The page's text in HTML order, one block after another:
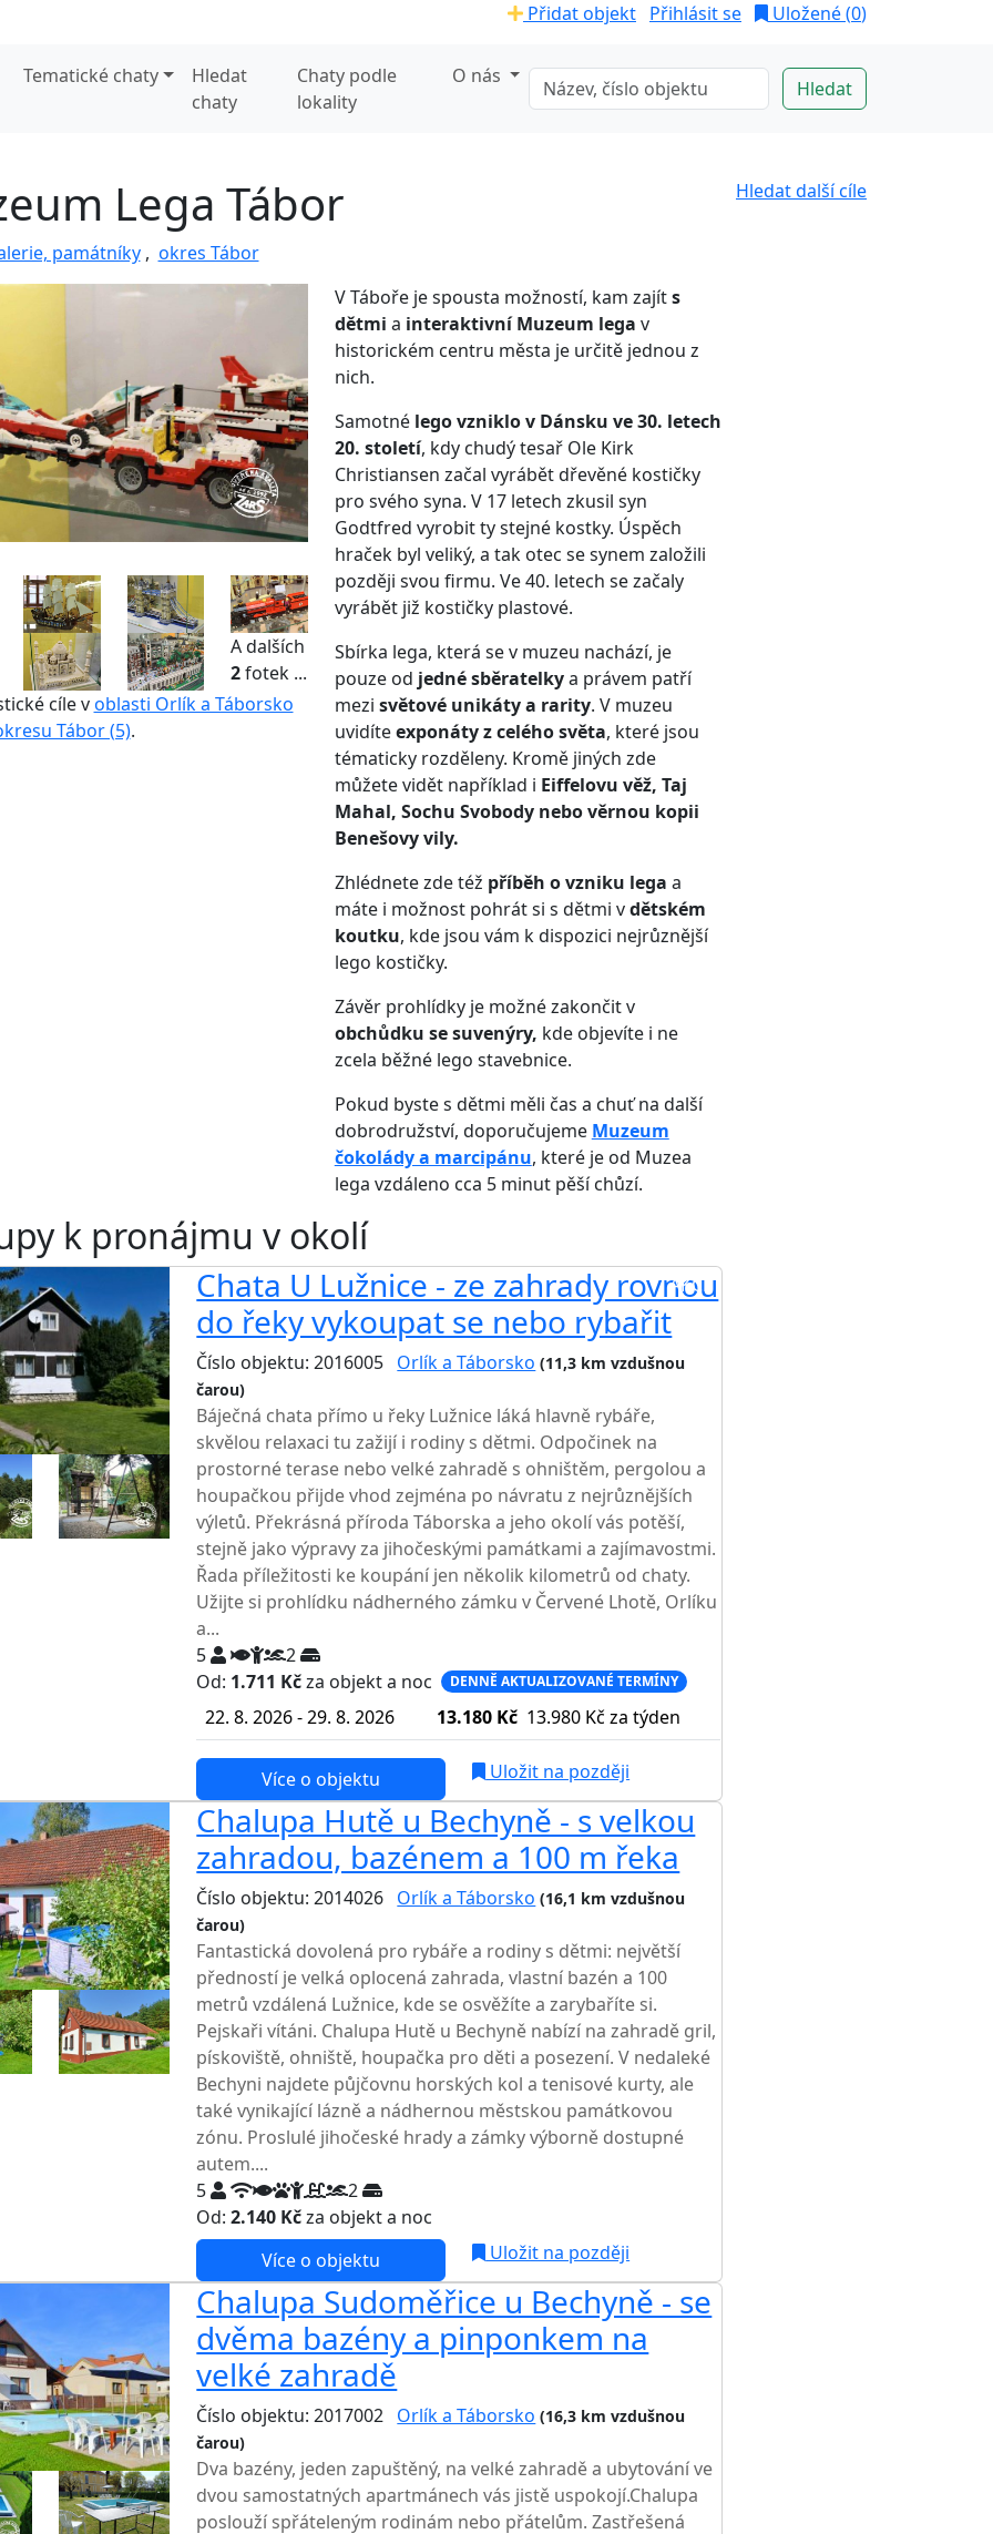
Přidat objekt Přihlásit se Uložené (0)
Tematické chaty
Hledat
chaty
Chaty podle
lokality
O nás
Hledat další cíle
Lega Tábor
památníky, okres Tábor
A dalších
2fotek ...
cíle voblasti Orlík a Táborsko
Tábor (5).
V Táboře je spousta možností, kam zajíts
dětmi a interaktivní Muzeum lega v
historickém centru města je určitě jednou z
nich.
Samotné lego vzniklo v Dánsku ve 30. letech
20. století, kdy chudý tesař Ole Kirk
Christiansen začal vyrábět dřevěné kostičky
pro svého syna. V 17 letech zkusil syn
Godtfred vyrobit ty stejné kostky. Úspěch
hraček byl veliký, a tak otec se synem založili
později svou firmu. Ve 40. letech se začaly
vyrábět již kostičky plastové.
Sbírka lega, která se v muzeu nachází, je
pouze od jedné sběratelkya právem patří
mezi světové unikáty a rarity. V muzeu
uvidíteexponáty z celého světa, které jsou
tématicky rozděleny. Kromě jiných zde
můžete vidět například i Eiffelovu věž, Taj
Mahal, Sochu Svobody nebo věrnou kopii
Benešovy vily.
Zhlédnete zde též příběh o vzniku lega a
máte i možnost pohrát si s dětmi vdětském
koutku, kde jsou vám k dispozici nejrůznější
lego kostičky.
Závěr prohlídky je možné zakončit v
obchůdku se suvenýry, kde objevíte i ne
zcela běžné lego stavebnice.
Pokud byste s dětmi měli čas a chuť na další
dobrodružství, doporučujeme Muzeum
čokolády a marcipánu, které je od Muzea
lega vzdáleno cca 5 minut pěší chůzí.
k pronájmu v okolí
AKCE
Chata U Lužnice - ze zahrady rovnou
do řeky vykoupat se nebo rybařit
Číslo objektu: 2016005 Orlík a Táborsko (11,3 km vzdušnou
čarou)
Báječná chata přímo u řeky Lužnice láká hlavně rybáře,
skvělou relaxaci tu zažijí i rodiny s dětmi. Odpočinek na
prostorné terase nebo velké zahradě s ohništěm, pergolou a
houpačkou přijde vhod zejména po návratu z nejrůznějších
výletů. Překrásná příroda Táborska a jeho okolí vás potěší,
stejně jako výpravy za jihočeskými památkami a zajímavostmi.
Řada příležitosti ke koupání jen několik kilometrů od chaty.
Užijte si prohlídku nádherného zámku v Červené Lhotě, Orlíku
a...
5
2
Od: 1.711 Kčza objekt a noc DENNĚ AKTUALIZOVANÉ TERMÍNY
22. 8. 2026 - 29. 8. 2026 13.180 Kč 13.980 Kč za týden
Více o objektu Uložit na později
Chalupa Hutě u Bechyně - s velkou
zahradou, bazénem a 100 m řeka
Číslo objektu: 2014026 Orlík a Táborsko (16,1 km vzdušnou
čarou)
Fantastická dovolená pro rybáře a rodiny s dětmi: největší
předností je velká oplocená zahrada, vlastní bazén a 100
metrů vzdálená Lužnice, kde se osvěžíte a zarybaříte si.
Pejskaři vítáni. Chalupa Hutě u Bechyně nabízí na zahradě gril,
pískoviště, ohniště, houpačka pro děti a posezení. V nedaleké
Bechyni najdete půjčovnu horských kol a tenisové kurty, ale
také vynikající lázně a nádhernou městskou památkovou
zónu. Proslulé jihočeské hrady a zámky výborně dostupné
autem....
5
2
Od:2.140 Kčza objekt a noc
Více o objektu
Uložit na později
Chalupa Sudoměřice u Bechyně - se
dvěma bazény a pinponkem na
velké zahradě
Číslo objektu: 2017002 Orlík a Táborsko (16,3 km vzdušnou
čarou)
Dva bazény, jeden zapuštěný, na velké zahradě a ubytování ve
dvou samostatných apartmánech vás jistě uspokojí.Chalupa
poslouží spřáteleným rodinám nebo přátelům. Zastřešená